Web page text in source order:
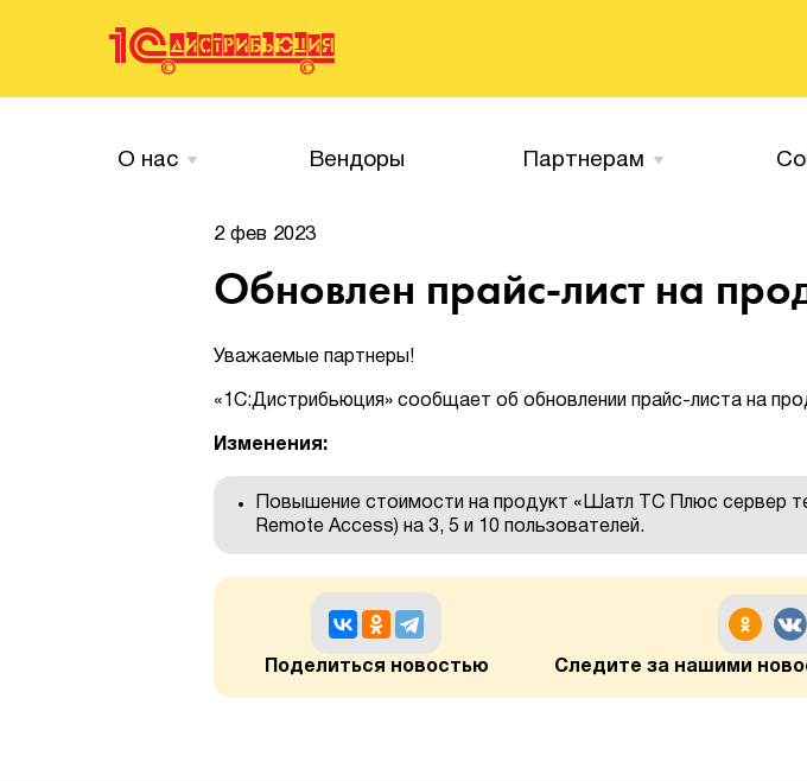
О нас Вендоры Партнерам
2 фев 2023
Обновлен прайс-лист на
Уважаемые партнеры!
«1С:Дистрибьюция» сообщает об обновлении прайс-листа на
Изменения:
Повышение стоимости на продукт «Шатл ТС Плюс сервер
Remote Access) на 3, 5 и 10 пользователей.
Поделиться новостью Следите за нашими